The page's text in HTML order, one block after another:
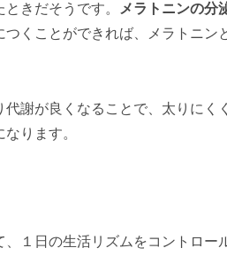
きだそうです。
メラトニンの分
くことができれば、メラトニン
謝が良くなることで、太りにく
ります。
１日の生活リズムをコントロー